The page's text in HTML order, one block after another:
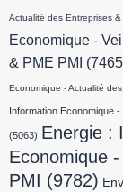
Actualité des Entreprises &
Economique -
& PME PMI
Economique - Actualité
Information Economique
(5063) Energie :
Economique
PMI (9782)